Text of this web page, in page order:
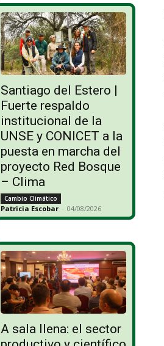
Santiago del Estero |
Fuerte respaldo
institucional de la
UNSE y CONICET a la
puesta en marcha del
proyecto Red Bosque
– Clima
Cambio Climático
Patricia Escobar - 04/08/2026
A sala llena: el sector